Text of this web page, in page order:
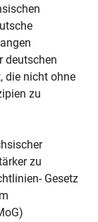
deutschen
die nicht ohne
zu
zu
Gesetz